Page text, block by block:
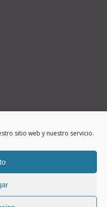
sitio web y nuestro servicio.